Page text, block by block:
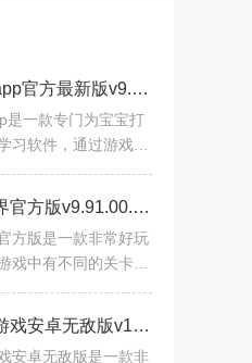
宝宝爱蔬菜app官方最新版v9.92.00.00 安卓版
是一款专门为宝宝打
习软件，通过游戏的
常识，卡通的蔬菜和
宝快乐的学
奇妙拼图世界官方版v9.91.00.01安卓版
方版是一款非常好玩
戏中有不同的关卡，
格为主，非常有趣，
提高思维
爆汁切水果游戏安卓无敌版v1.2 2026官方中文版
安卓无敌版是一款非